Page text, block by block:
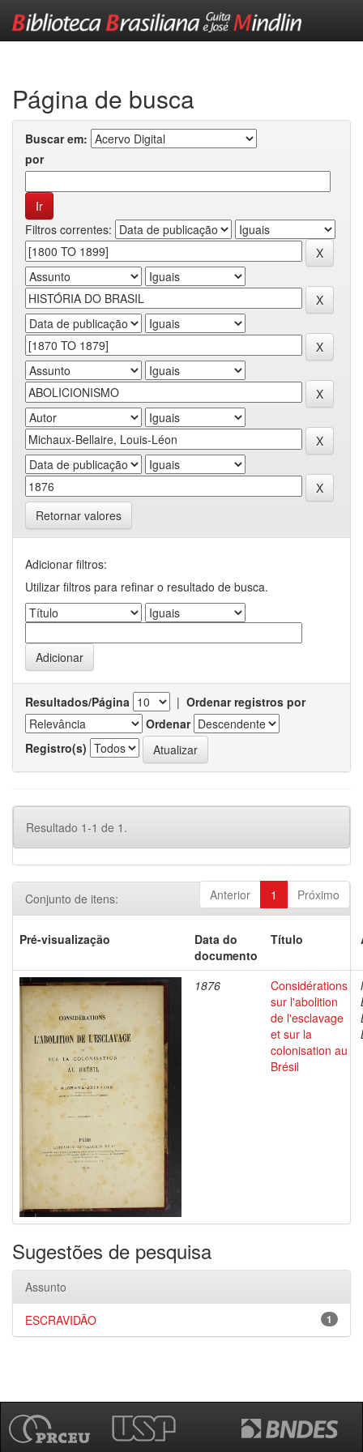
Página de busca
Buscar em:
por
Filtros correntes:
Retornar valores
Adicionar filtros:
Utilizar filtros para refinar o resultado de busca.
Resultados/Página | Ordenar registros por
Ordenar
Registro(s)
Resultado 1-1 de 1.
Anterior 1 Próximo
Conjunto de itens:
Pré-visualização
Data do
documento
Título
1876
Considérations
sur l'abolition
de l'esclavage
et sur la
colonisation au
Brésil
Sugestões de pesquisa
Assunto
1
ESCRAVIDÃO